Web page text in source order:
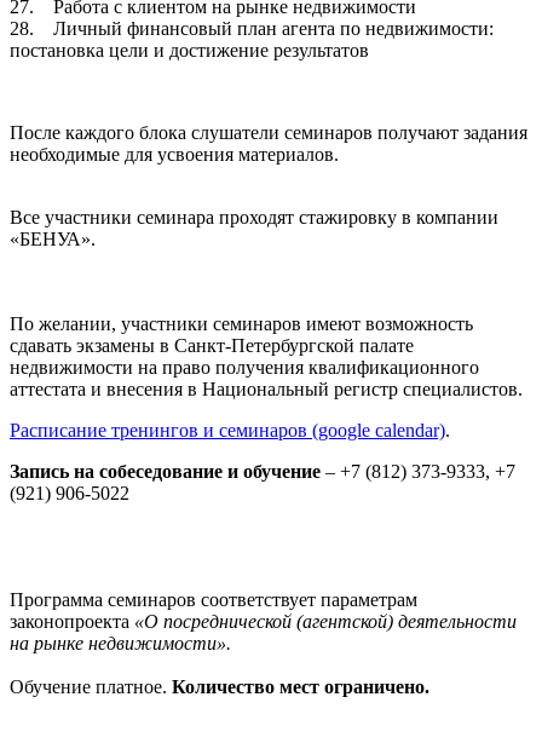
27. Работа с клиентом на рынке недвижимости
28. Личный финансовый план агента по недвижимости:
постановка цели и достижение результатов
После каждого блока слушатели семинаров получают задания
необходимые для усвоения материалов.
Все участники семинара проходят стажировку в компании
«БЕНУА».
По желании, участники семинаров имеют возможность
сдавать экзамены в Санкт-Петербургской палате
недвижимости на право получения квалификационного
аттестата и внесения в Национальный регистр специалистов.
Расписание тренингов и семинаров (google calendar).
Запись на собеседование и обучение – +7 (812) 373-9333, +7
(921) 906-5022
Программа семинаров соответствует параметрам
законопроекта «О посреднической (агентской) деятельности
на рынке недвижимости».
Обучение платное. Количество мест ограничено.